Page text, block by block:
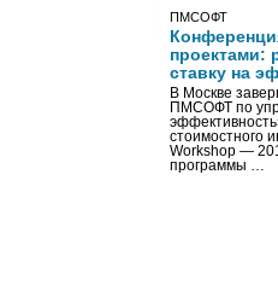
ПМСОФТ
проектами:
ставку на
В Москве
ПМСОФТ по
стоимостного
Workshop —
программы …